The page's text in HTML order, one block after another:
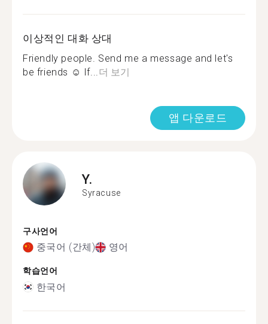
이상적인 대화 상대
Friendly people. Send me a message and let's
be friends ☺️ If... 더 보기
앱 다운로드
Y.
Syracuse
구사언어
중국어 (간체) 영어
학습언어
한국어